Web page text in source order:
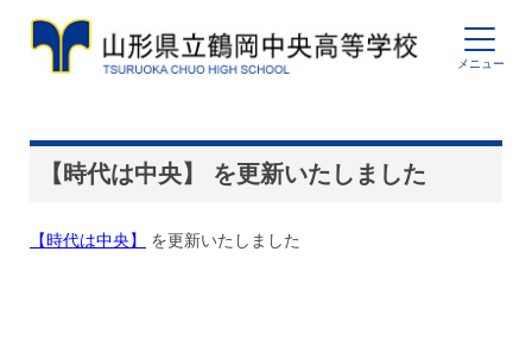
【時代は中央】 を更新いたしました
【時代は中央】 を更新いたしました